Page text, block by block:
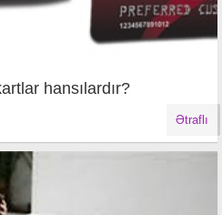
hansılardır?
Ətraflı